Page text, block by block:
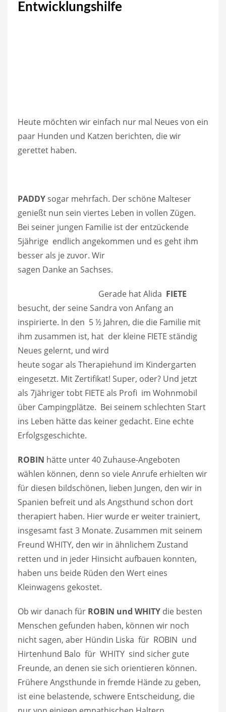
Entwicklungshilfe
Heute möchten wir einfach nur mal Neues von ein
paar Hunden und Katzen berichten, die wir
gerettet haben.
PADDY sogar mehrfach. Der schöne Malteser
genießt nun sein viertes Leben in vollen Zügen.
Bei seiner jungen Familie ist der entzückende
5jährige endlich angekommen und es geht ihm
besser als je zuvor. Wir
sagen Danke an Sachses.
Gerade hat Alida FIETE
besucht, der seine Sandra von Anfang an
inspirierte. In den 5 ½ Jahren, die die Familie mit
ihm zusammen ist, hat der kleine FIETE ständig
Neues gelernt, und wird
heute sogar als Therapiehund im Kindergarten
eingesetzt. Mit Zertifikat! Super, oder? Und jetzt
als 7jähriger tobt FIETE als Profi im Wohnmobil
über Campingplätze. Bei seinem schlechten Start
ins Leben hätte das keiner gedacht. Eine echte
Erfolgsgeschichte.
ROBIN hätte unter 40 Zuhause-Angeboten
wählen können, denn so viele Anrufe erhielten wir
für diesen bildschönen, lieben Jungen, den wir in
Spanien befreit und als Angsthund schon dort
therapiert haben. Hier wurde er weiter trainiert,
insgesamt fast 3 Monate. Zusammen mit seinem
Freund WHITY, den wir in ähnlichem Zustand
retten und in jeder Hinsicht aufbauen konnten,
haben uns beide Rüden den Wert eines
Kleinwagens gekostet.
Ob wir danach für ROBIN und WHITY die besten
Menschen gefunden haben, können wir noch
nicht sagen, aber Hündin Liska für ROBIN und
Hirtenhund Balo für WHITY sind sicher gute
Freunde, an denen sie sich orientieren können.
Frühere Angsthunde in fremde Hände zu geben,
ist eine belastende, schwere Entscheidung, die